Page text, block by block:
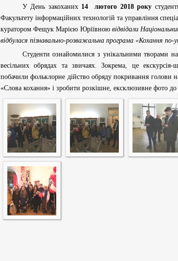
У День закоханих 14 лютого 2018 року
Факультету інформаційних технологій та управління
куратором Фещук Марією Юріївною відвідали
відбулася пізнавально-розважальна програма «Кохання по-
Студенти ознайомилися з унікальними творами
весільних обрядах та звичаях. Зокрема, це
побачили фольклорне дійство обряду покривання голови
«Слова кохання» і зробити розкішне, ексклюзивне фото